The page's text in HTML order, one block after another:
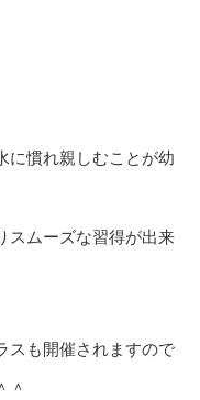
に慣れ親しむことが幼
スムーズな習得が出来
スも開催されますので
＾